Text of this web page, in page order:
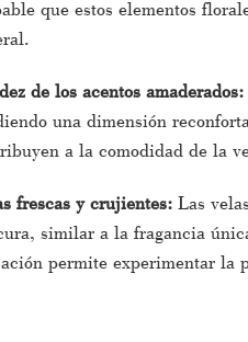
que estos elementos
de los acentos amaderados:
una dimensión
a la comodidad de la
frescas y crujientes: Las
similar a la fragancia
permite experimentar la